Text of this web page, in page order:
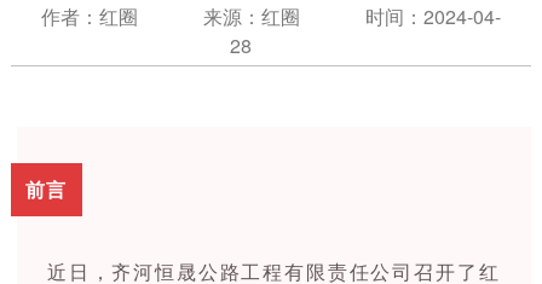
作者：红圈 来源：红圈
时间：2024-04-
28
前言
近日，齐河恒晟公路工程有限责任公司召开了红